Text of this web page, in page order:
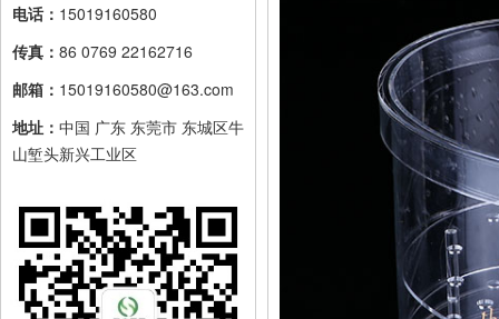
电话： 15019160580
传真： 86 0769 22162716
邮箱： 15019160580@163.com
地址： 中国 广东 东莞市 东城区牛
山堑头新兴工业区